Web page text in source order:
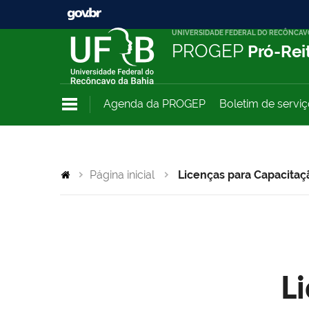
UNIVERSIDADE FEDERAL DO
PROGEP Pró-
Agenda da PROGEP Boletim de
Página inicial Licenças para